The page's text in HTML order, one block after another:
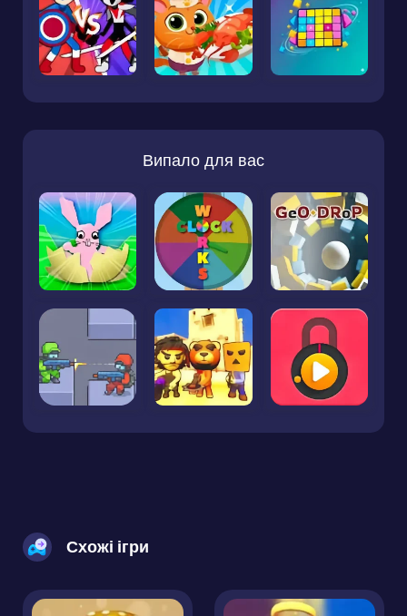
Випало для вас
Схожі ігри